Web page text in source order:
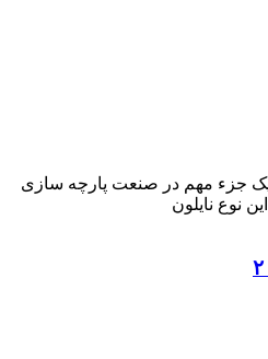
یک جزء مهم در صنعت پارچه سازی
نوع نایلون